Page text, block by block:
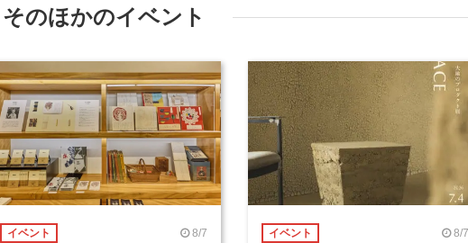
そのほかのイベント
イベント 8/7 イベント 8/7